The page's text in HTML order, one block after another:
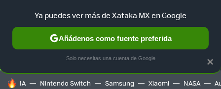
SELECCIÓN GAMING HOME AUTO TERRITORIO
HOY SE HABLA DE
IA Nintendo Switch Samsung Xiaomi NASA
×
Ya puedes ver más de Xataka MX en Google
Añádenos como fuente preferida
Solo necesitas una cuenta de Google